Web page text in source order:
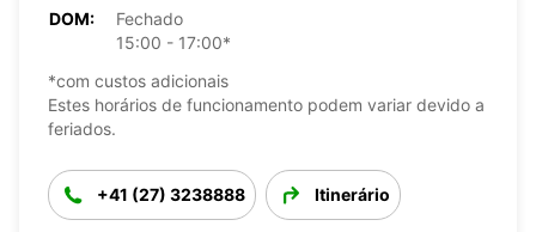
DOM:
Fechado
15:00 - 17:00*
*com custos adicionais
Estes horários de funcionamento podem variar devido a
feriados.
+41 (27) 3238888 Itinerário